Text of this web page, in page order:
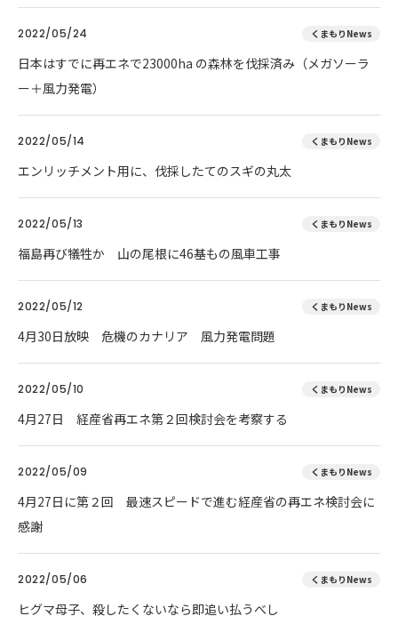
2022/05/24 くまもりNews
日本はすでに再エネで23000ha の森林を伐採済み（メガソーラ
ー＋風力発電）
2022/05/14 くまもりNews
エンリッチメント用に、伐採したてのスギの丸太
2022/05/13 くまもりNews
福島再び犠牲か 山の尾根に46基もの風車工事
2022/05/12 くまもりNews
4月30日放映 危機のカナリア 風力発電問題
2022/05/10 くまもりNews
4月27日 経産省再エネ第２回検討会を考察する
2022/05/09 くまもりNews
4月27日に第２回 最速スピードで進む経産省の再エネ検討会に
感謝
2022/05/06 くまもりNews
ヒグマ母子、殺したくないなら即追い払うべし